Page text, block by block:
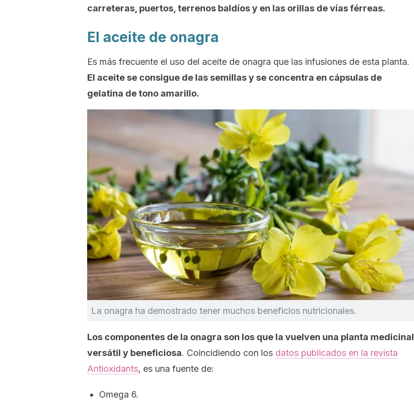
carreteras, puertos, terrenos baldíos y en las orillas de vías férreas.
El aceite de onagra
Es más frecuente el uso del aceite de onagra que las infusiones de esta planta.
El aceite se consigue de las semillas y se concentra en cápsulas de
gelatina de tono amarillo.
La onagra ha demostrado tener muchos beneficios nutricionales.
Los componentes de la onagra son los que la vuelven una planta medicinal
versátil y beneficiosa. Coincidiendo con los datos publicados en la revista
Antioxidants, es una fuente de:
Omega 6.